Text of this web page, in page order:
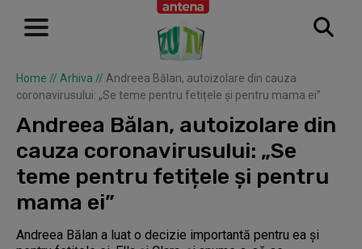
Home // Arhiva // Andreea Bălan, autoizolare din cauza
coronavirusului: „Se teme pentru fetițele și pentru mama ei”
Andreea Bălan, autoizolare din
cauza coronavirusului: „Se
teme pentru fetițele și pentru
mama ei”
Andreea Bălan a luat o decizie importantă pentru ea și